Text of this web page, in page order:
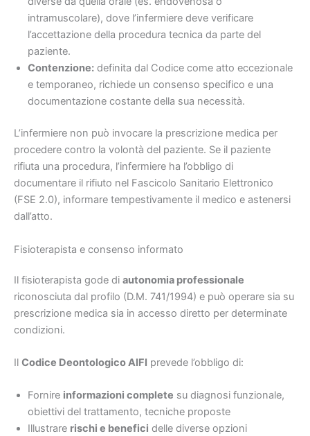
intramuscolare), dove l’infermiere deve verificare
l’accettazione della procedura tecnica da parte del
paziente.
Contenzione: definita dal Codice come atto eccezionale
e temporaneo, richiede un consenso specifico e una
documentazione costante della sua necessità.
L’infermiere non può invocare la prescrizione medica per
procedere contro la volontà del paziente. Se il paziente
rifiuta una procedura, l’infermiere ha l’obbligo di
documentare il rifiuto nel Fascicolo Sanitario Elettronico
(FSE 2.0), informare tempestivamente il medico e astenersi
dall’atto.
Fisioterapista e consenso informato
Il fisioterapista gode di autonomia professionale
riconosciuta dal profilo (D.M. 741/1994) e può operare sia su
prescrizione medica sia in accesso diretto per determinate
condizioni.
Il Codice Deontologico AIFI prevede l’obbligo di:
Fornire informazioni complete su diagnosi funzionale,
obiettivi del trattamento, tecniche proposte
Illustrare rischi e benefici delle diverse opzioni